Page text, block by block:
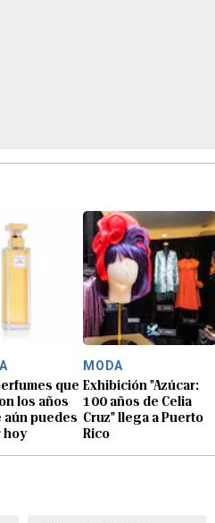
que
los años
aún puedes
hoy
MODA
Exhibición "Azúcar:
100 años de Celia
Cruz" llega a Puerto
Rico